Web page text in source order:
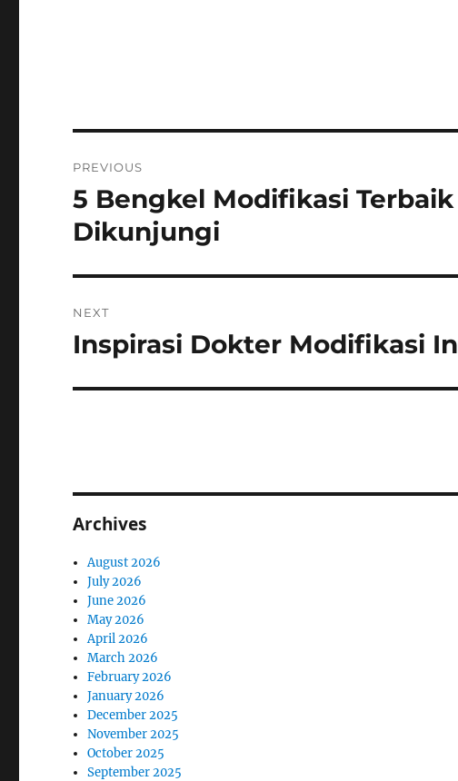
navigation
PREVIOUS
Previous
post:
5 Bengkel Modifikasi
Dikunjungi
NEXT
Next
Inspirasi Dokter Modifikasi
Archives
August 2026
July 2026
June 2026
May 2026
April 2026
March 2026
February 2026
January 2026
December 2025
November 2025
October 2025
September 2025